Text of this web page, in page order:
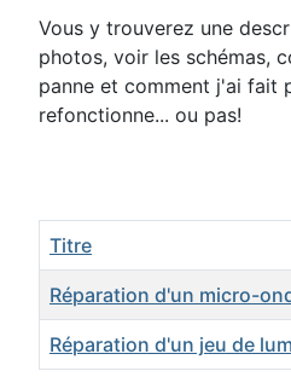
Vous y trouverez une
photos, voir les schémas,
panne et comment j'ai fait
refonctionne... ou pas!
Titre
Réparation d'un micro-
Réparation d'un jeu de